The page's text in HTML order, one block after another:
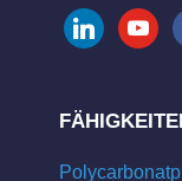
linkedin